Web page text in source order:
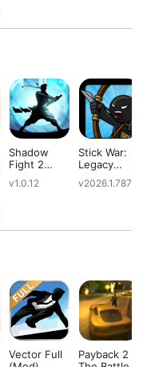
Shadow
Fight 2
Edition
v1.0.12
Stick War:
Legacy
v2026.1.787
Vector Full
Payback 2 -